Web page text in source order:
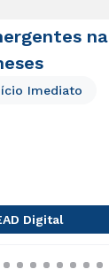
na
Imediato
Digital